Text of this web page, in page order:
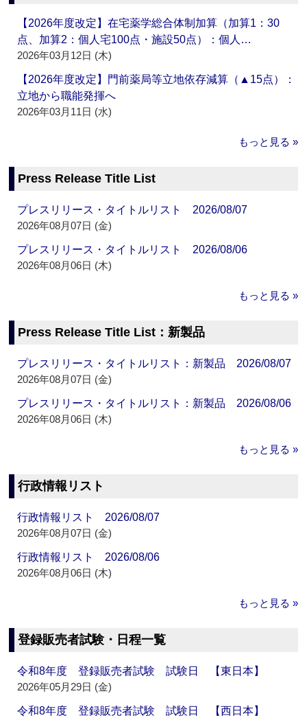
【2026年度改定】在宅薬学総合体制加算（加算1：30
点、加算2：個人宅100点・施設50点）：個人…
2026年03月12日 (木)
【2026年度改定】門前薬局等立地依存減算（▲15点）：
立地から職能発揮へ
2026年03月11日 (水)
もっと見る »
Press Release Title List
プレスリリース・タイトルリスト 2026/08/07
2026年08月07日 (金)
プレスリリース・タイトルリスト 2026/08/06
2026年08月06日 (木)
もっと見る »
Press Release Title List：新製品
プレスリリース・タイトルリスト：新製品 2026/08/07
2026年08月07日 (金)
プレスリリース・タイトルリスト：新製品 2026/08/06
2026年08月06日 (木)
もっと見る »
行政情報リスト
行政情報リスト 2026/08/07
2026年08月07日 (金)
行政情報リスト 2026/08/06
2026年08月06日 (木)
もっと見る »
登録販売者試験・日程一覧
令和8年度 登録販売者試験 試験日 【東日本】
2026年05月29日 (金)
令和8年度 登録販売者試験 試験日 【西日本】